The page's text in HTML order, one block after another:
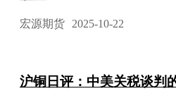
宏源期货 2025-10-22
沪铜日评：中美关税谈判